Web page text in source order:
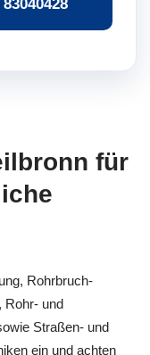
für
Rohrbruch-
Rohr- und
Straßen- und
ein und achten